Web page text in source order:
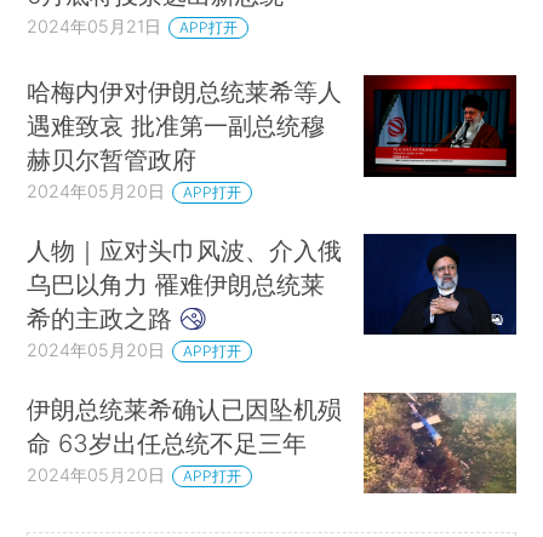
2024年05月21日 APP打开
哈梅内伊对伊朗总统莱希等人
遇难致哀 批准第一副总统穆
赫贝尔暂管政府
2024年05月20日 APP打开
人物｜应对头巾风波、介入俄
乌巴以角力 罹难伊朗总统莱
希的主政之路
2024年05月20日 APP打开
伊朗总统莱希确认已因坠机殒
命 63岁出任总统不足三年
2024年05月20日 APP打开